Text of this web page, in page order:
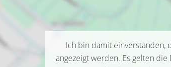
Ich bin damit einverstanden,
angezeigt werden. Es gelten